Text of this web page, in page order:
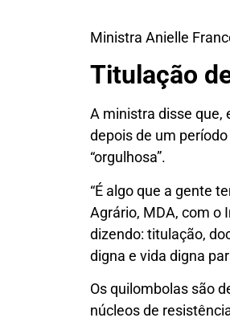
Ministra Anielle
Titulação
A ministra disse que,
depois de um
“orgulhosa”.
“É algo que a gente
Agrário, MDA, com o
dizendo: titulação,
digna e vida digna
Os quilombolas são
núcleos de